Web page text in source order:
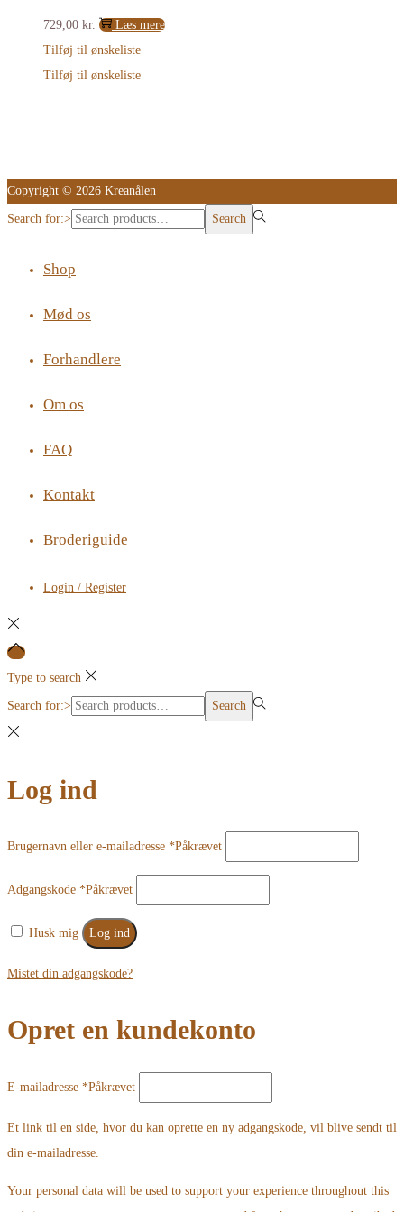
729,00 kr.
Læs mere
Tilføj til ønskeliste
Tilføj til ønskeliste
Copyright © 2026 Kreanålen
Search for:> Search
Shop
Mød os
Forhandlere
Om os
FAQ
Kontakt
Broderiguide
Login / Register
Type to search
Search for:> Search
Log ind
Brugernavn eller e-mailadresse *Påkrævet
Adgangskode *Påkrævet
Husk mig Log ind
Mistet din adgangskode?
Opret en kundekonto
E-mailadresse *Påkrævet
Et link til en side, hvor du kan oprette en ny adgangskode, vil blive sendt til
din e-mailadresse.
Your personal data will be used to support your experience throughout this